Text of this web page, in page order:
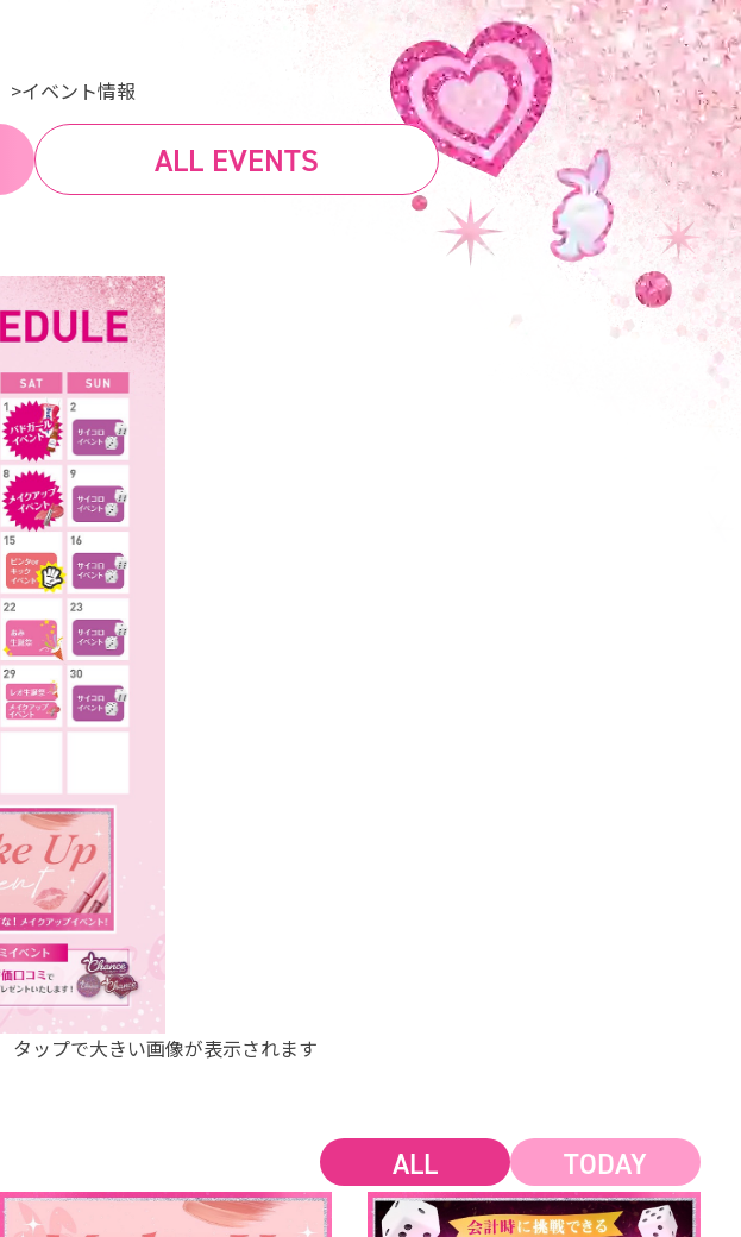
イベント情報
ALL EVENTS
タップで大きい画像が表示されます
ALL TODAY